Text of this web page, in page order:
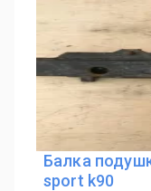
Балка
sport k90